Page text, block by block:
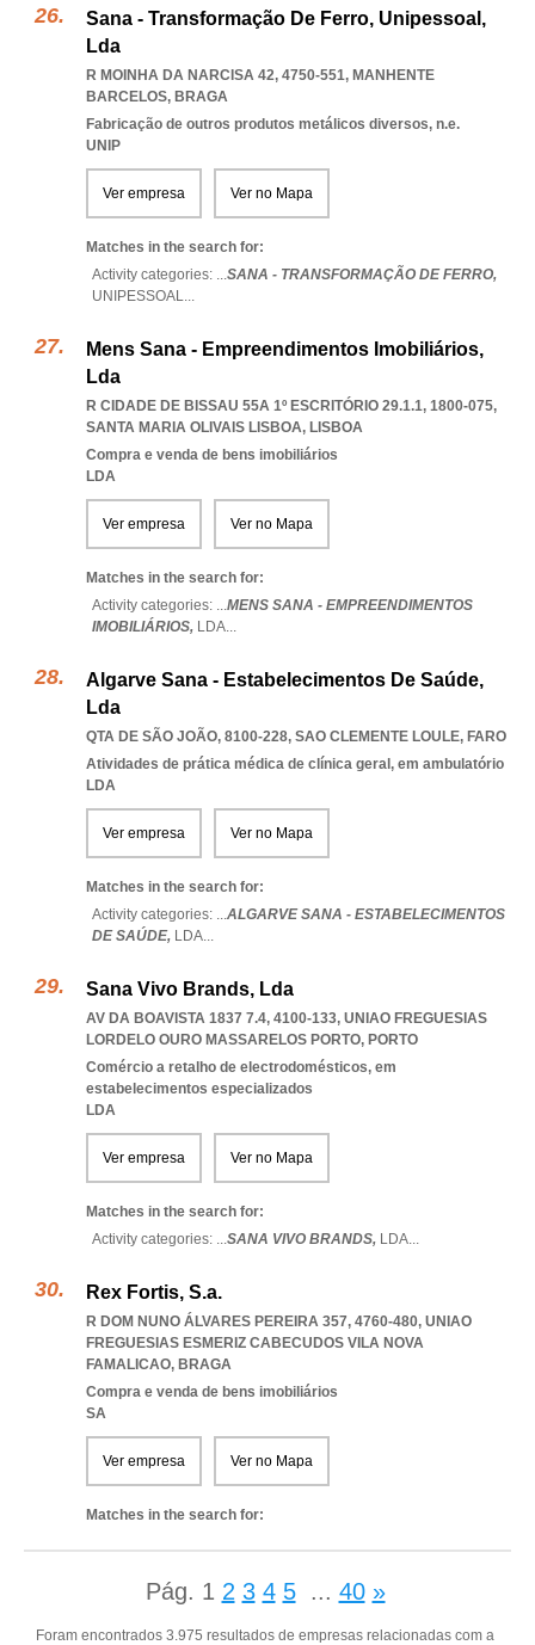
Sana - Transformação De Ferro, Unipessoal,
Lda
R MOINHA DA NARCISA 42, 4750-551, MANHENTE
BARCELOS, BRAGA
Fabricação de outros produtos metálicos diversos, n.e.
UNIP
Ver empresa Ver no Mapa
Matches in the search for:
Activity categories: ...SANA - TRANSFORMAÇÃO DE FERRO,
UNIPESSOAL...
Mens Sana - Empreendimentos Imobiliários,
Lda
R CIDADE DE BISSAU 55A 1º ESCRITÓRIO 29.1.1, 1800-075,
SANTA MARIA OLIVAIS LISBOA, LISBOA
Compra e venda de bens imobiliários
LDA
Ver empresa Ver no Mapa
Matches in the search for:
Activity categories: ...MENS SANA - EMPREENDIMENTOS
IMOBILIÁRIOS, LDA...
Algarve Sana - Estabelecimentos De Saúde,
Lda
QTA DE SÃO JOÃO, 8100-228, SAO CLEMENTE LOULE, FARO
Atividades de prática médica de clínica geral, em ambulatório
LDA
Ver empresa Ver no Mapa
Matches in the search for:
Activity categories: ...ALGARVE SANA - ESTABELECIMENTOS
DE SAÚDE, LDA...
Sana Vivo Brands, Lda
AV DA BOAVISTA 1837 7.4, 4100-133, UNIAO FREGUESIAS
LORDELO OURO MASSARELOS PORTO, PORTO
Comércio a retalho de electrodomésticos, em
estabelecimentos especializados
LDA
Ver empresa Ver no Mapa
Matches in the search for:
Activity categories: ...SANA VIVO BRANDS, LDA...
Rex Fortis, S.a.
R DOM NUNO ÁLVARES PEREIRA 357, 4760-480, UNIAO
FREGUESIAS ESMERIZ CABECUDOS VILA NOVA
FAMALICAO, BRAGA
Compra e venda de bens imobiliários
SA
Ver empresa Ver no Mapa
Matches in the search for:
Pág. 1 2 3 4 5 ... 40 »
Foram encontrados 3.975 resultados de empresas relacionadas com a